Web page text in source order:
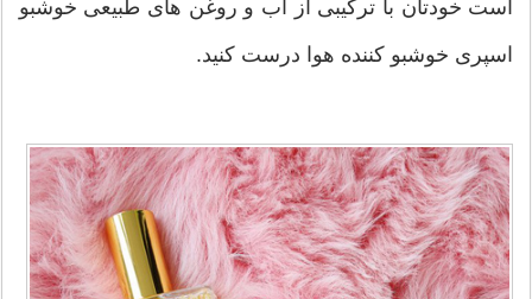
است خودتان با ترکیبی از آب و روغن های طبیعی خوشبو
اسپری خوشبو کننده هوا درست کنید.